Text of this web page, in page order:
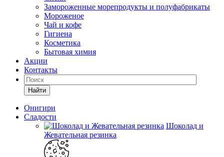
Замороженные морепродукты и полуфабрикаты
Мороженое
Чай и кофе
Гигиена
Косметика
Бытовая химия
Акции
Контакты
Найти
Онигири
Сладости
Шоколад и
Жевательная резинка